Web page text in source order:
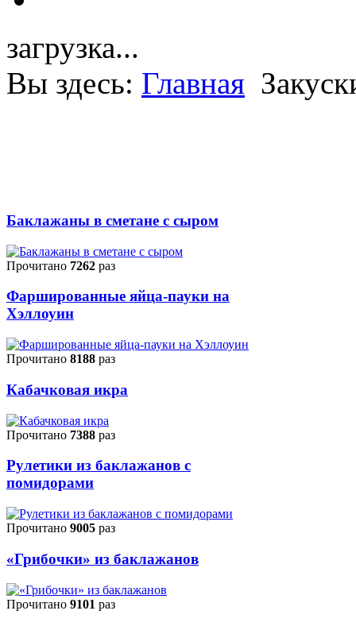
загрузка...
Вы здесь: Главная
Баклажаны в сметане с сыром
Прочитано 7262 раз
Фаршированные яйца-пауки на
Хэллоуин
Прочитано 8188 раз
Кабачковая икра
Прочитано 7388 раз
Рулетики из баклажанов с
помидорами
Прочитано 9005 раз
«Грибочки» из баклажанов
Прочитано 9101 раз